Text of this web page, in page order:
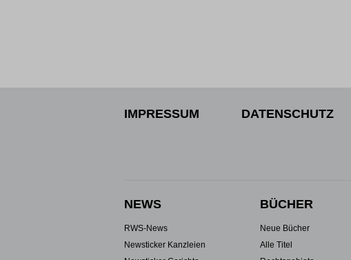
IMPRESSUM DATENSCHUTZ
NEWS
RWS-News
Newsticker Kanzleien
BÜCHER
Neue Bücher
Alle Titel